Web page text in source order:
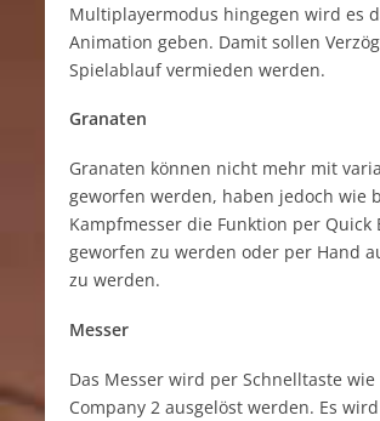
Multiplayermodus hingegen wird es
Animation geben. Damit sollen
Spielablauf vermieden werden.
Granaten
Granaten können nicht mehr mit
geworfen werden, haben jedoch wie
Kampfmesser die Funktion per Quick
geworfen zu werden oder per Hand
zu werden.
Messer
Das Messer wird per Schnelltaste wie
Company 2 ausgelöst werden. Es